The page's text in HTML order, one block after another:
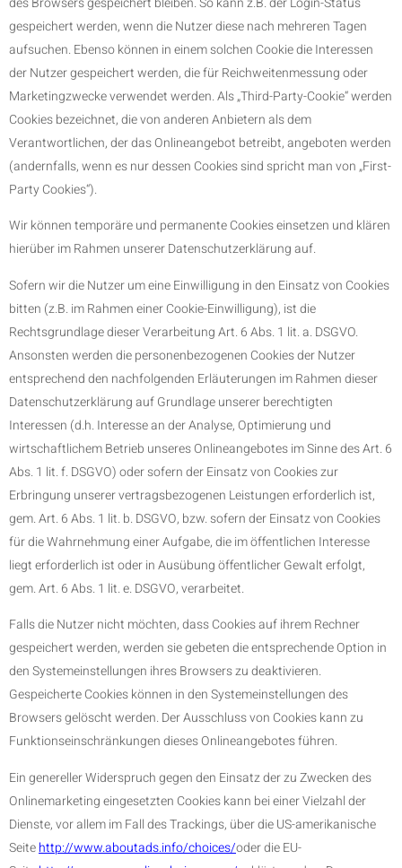
gespeichert werden, wenn die Nutzer diese nach mehreren Tagen
aufsuchen. Ebenso können in einem solchen Cookie die Interessen
der Nutzer gespeichert werden, die für Reichweitenmessung oder
Marketingzwecke verwendet werden. Als „Third-Party-Cookie“ werden
Cookies bezeichnet, die von anderen Anbietern als dem
Verantwortlichen, der das Onlineangebot betreibt, angeboten werden
(andernfalls, wenn es nur dessen Cookies sind spricht man von „First-
Party Cookies“).
Wir können temporäre und permanente Cookies einsetzen und klären
hierüber im Rahmen unserer Datenschutzerklärung auf.
Sofern wir die Nutzer um eine Einwilligung in den Einsatz von Cookies
bitten (z.B. im Rahmen einer Cookie-Einwilligung), ist die
Rechtsgrundlage dieser Verarbeitung Art. 6 Abs. 1 lit. a. DSGVO.
Ansonsten werden die personenbezogenen Cookies der Nutzer
entsprechend den nachfolgenden Erläuterungen im Rahmen dieser
Datenschutzerklärung auf Grundlage unserer berechtigten
Interessen (d.h. Interesse an der Analyse, Optimierung und
wirtschaftlichem Betrieb unseres Onlineangebotes im Sinne des Art. 6
Abs. 1 lit. f. DSGVO) oder sofern der Einsatz von Cookies zur
Erbringung unserer vertragsbezogenen Leistungen erforderlich ist,
gem. Art. 6 Abs. 1 lit. b. DSGVO, bzw. sofern der Einsatz von Cookies
für die Wahrnehmung einer Aufgabe, die im öffentlichen Interesse
liegt erforderlich ist oder in Ausübung öffentlicher Gewalt erfolgt,
gem. Art. 6 Abs. 1 lit. e. DSGVO, verarbeitet.
Falls die Nutzer nicht möchten, dass Cookies auf ihrem Rechner
gespeichert werden, werden sie gebeten die entsprechende Option in
den Systemeinstellungen ihres Browsers zu deaktivieren.
Gespeicherte Cookies können in den Systemeinstellungen des
Browsers gelöscht werden. Der Ausschluss von Cookies kann zu
Funktionseinschränkungen dieses Onlineangebotes führen.
Ein genereller Widerspruch gegen den Einsatz der zu Zwecken des
Onlinemarketing eingesetzten Cookies kann bei einer Vielzahl der
Dienste, vor allem im Fall des Trackings, über die US-amerikanische
Seitehttp://www.aboutads.info/choices/oder die EU-